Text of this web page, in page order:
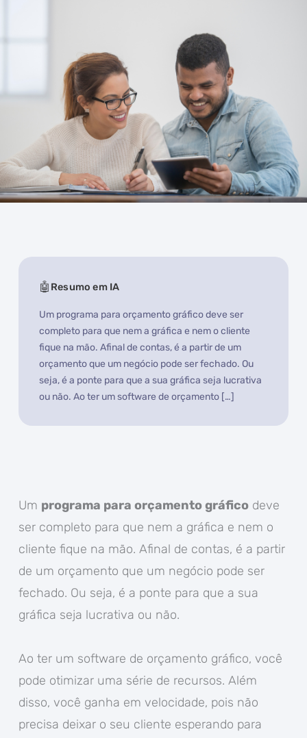
Resumo em IA
Um programa para orçamento gráfico deve ser
completo para que nem a gráfica e nem o cliente
fique na mão. Afinal de contas, é a partir de um
orçamento que um negócio pode ser fechado. Ou
seja, é a ponte para que a sua gráfica seja lucrativa
ou não. Ao ter um software de orçamento […]
Um programa para orçamento gráficodeve
ser completo para que nem a gráfica e nem o
cliente fique na mão. Afinal de contas, é a partir
de um orçamento que um negócio pode ser
fechado. Ou seja, é a ponte para que a sua
gráfica seja lucrativa ou não.
Ao ter um software de orçamento gráfico, você
pode otimizar uma série de recursos. Além
disso, você ganha em velocidade, pois não
precisa deixar o seu cliente esperando para